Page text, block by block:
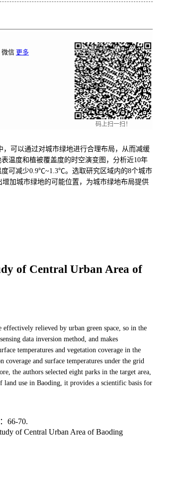
码上扫一扫！
微信 更多
可以通过对城市绿地进行合理布局，从而减缓
温度和植被覆盖度的时空演变图，分析近10年
度可减少0.9℃~1.3℃。选取研究区域内的8个城市
加城市绿地的可能位置，为城市绿地布局提供
of Central Urban Area of
relieved by urban green space, so in the
data inversion method, and makes
temperatures and vegetation coverage in the
and surface temperatures under the grid
the authors selected eight parks in the target area,
land use in Baoding, it provides a scientific basis for
66-70.
of Central Urban Area of Baoding